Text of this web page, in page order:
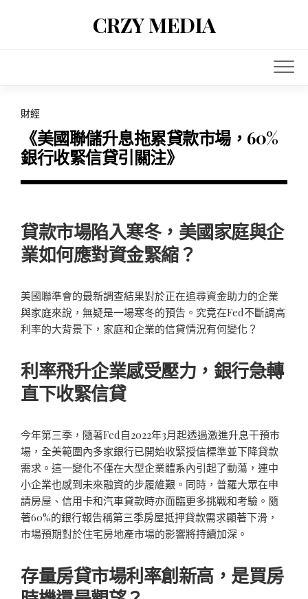
CRZY MEDIA
財經
《美國聯儲升息拖累貸款市場，60%
銀行收緊信貸引關注》
貸款市場陷入寒冬，美國家庭與企
業如何應對資金緊縮？
美國聯準會的最新調查結果對於正在追尋資金助力的企業
與家庭來說，無疑是一場寒冬的預告。究竟在Fed不斷調高
利率的大背景下，家庭和企業的信貸情況有何變化？
利率飛升企業感受壓力，銀行急轉
直下收緊信貸
今年第三季，隨著Fed自2022年3月起透過激進升息干預市
場，全美範圍內多家銀行已開始收緊授信標準並下降貸款
需求。這一變化不僅在大型企業體系內引起了動蕩，連中
小企業也感到未來融資的步履維艱。同時，普羅大眾在申
請房屋、信用卡和汽車貸款時亦面臨更多挑戰和考驗。隨
著60%的銀行報告稱第三季房屋抵押貸款需求顯著下滑，
市場預期對於住宅房地產市場的影響將持續加深。
存量房貸市場利率創新高，是買房